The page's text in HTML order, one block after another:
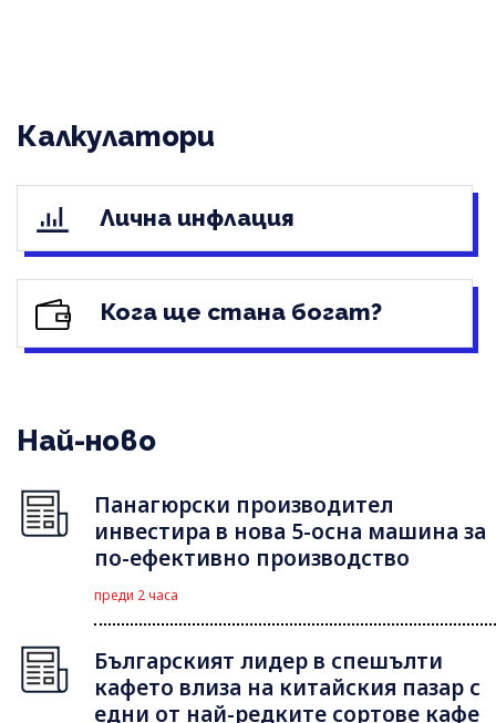
Калкулатори
Лична инфлация
Кога ще стана богат?
Най-ново
Панагюрски производител
инвестира в нова 5-осна машина за
по-ефективно производство
преди 2 часа
Българският лидер в спешълти
кафето влиза на китайския пазар с
едни от най-редките сортове кафе